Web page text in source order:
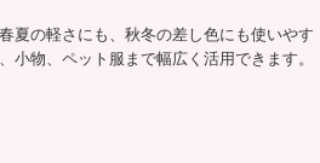
夏の軽さにも、秋冬の差し色にも使いやす
物、ペット服まで幅広く活用できます。